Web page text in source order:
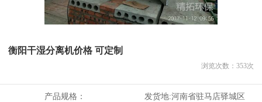
衡阳干湿分离机价格 可定制
浏览次数： 353次
产品规格： 发货地:河南省驻马店驿城区